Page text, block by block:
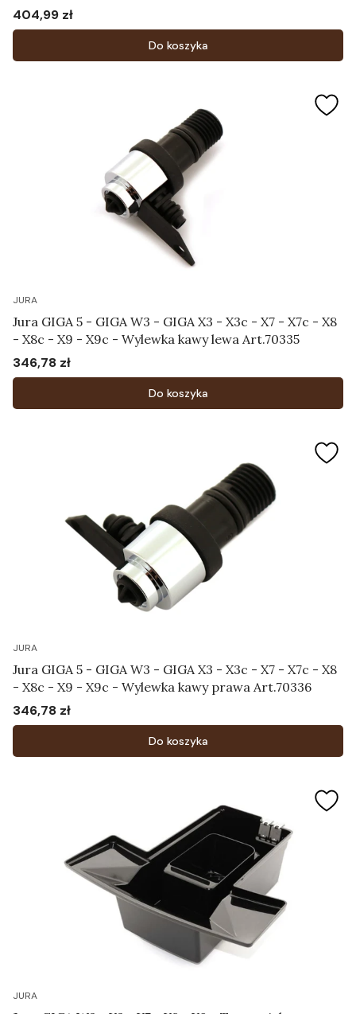
Cena
404,99 zł
Do koszyka
JURA
Jura GIGA 5 - GIGA W3 - GIGA X3 - X3c - X7 - X7c - X8
- X8c - X9 - X9c - Wylewka kawy lewa Art.70335
Cena
346,78 zł
Do koszyka
JURA
Jura GIGA 5 - GIGA W3 - GIGA X3 - X3c - X7 - X7c - X8
- X8c - X9 - X9c - Wylewka kawy prawa Art.70336
Cena
346,78 zł
Do koszyka
JURA